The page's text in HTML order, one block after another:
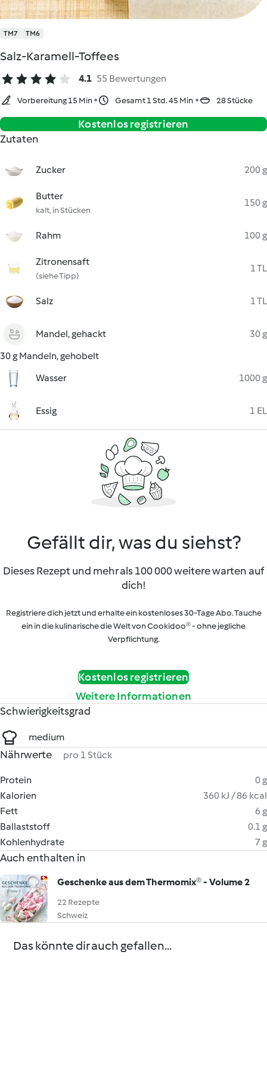
TM7 TM6
Salz-Karamell-Toffees
4.1 55 Bewertungen
Vorbereitung 15 Min Gesamt 1 Std. 45 Min 28 Stücke
Kostenlos registrieren
Zutaten
Zucker 200 g
Butter
kalt, in Stücken
150 g
Rahm 100 g
Zitronensaft
(siehe Tipp)
1 TL
Salz 1 TL
Mandel, gehackt
30 g
30 g Mandeln, gehobelt
Wasser
1000 g
Essig 1 EL
Gefällt dir, was du siehst?
Dieses Rezept und mehr als 100 000 weitere warten auf
dich!
Registriere dich jetzt und erhalte ein kostenloses 30-Tage Abo. Tauche
ein in die kulinarische die Welt von Cookidoo® - ohne jegliche
Verpflichtung.
Kostenlos registrieren
Weitere Informationen
Schwierigkeitsgrad
medium
Nährwerte pro 1 Stück
Protein
0 g
Kalorien
360 kJ / 86 kcal
Fett
6 g
Ballaststoff
0.1 g
Kohlenhydrate
7 g
Auch enthalten in
Geschenke aus dem Thermomix® - Volume 2
22 Rezepte
Schweiz
Das könnte dir auch gefallen...